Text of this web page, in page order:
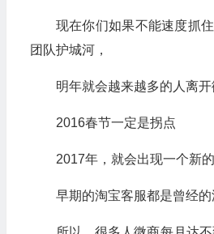
现在你们如果不能速度抓
团队护城河，
明年就会越来越多的人离开
2016春节一定是拐点
2017年，就会出现一个新
早期的淘宝客服都是曾经的